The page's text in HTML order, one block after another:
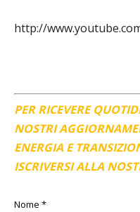
http://
PER RICEVERE
NOSTRI
ENERGIA E
ISCRIVERSI ALLA
Nome *